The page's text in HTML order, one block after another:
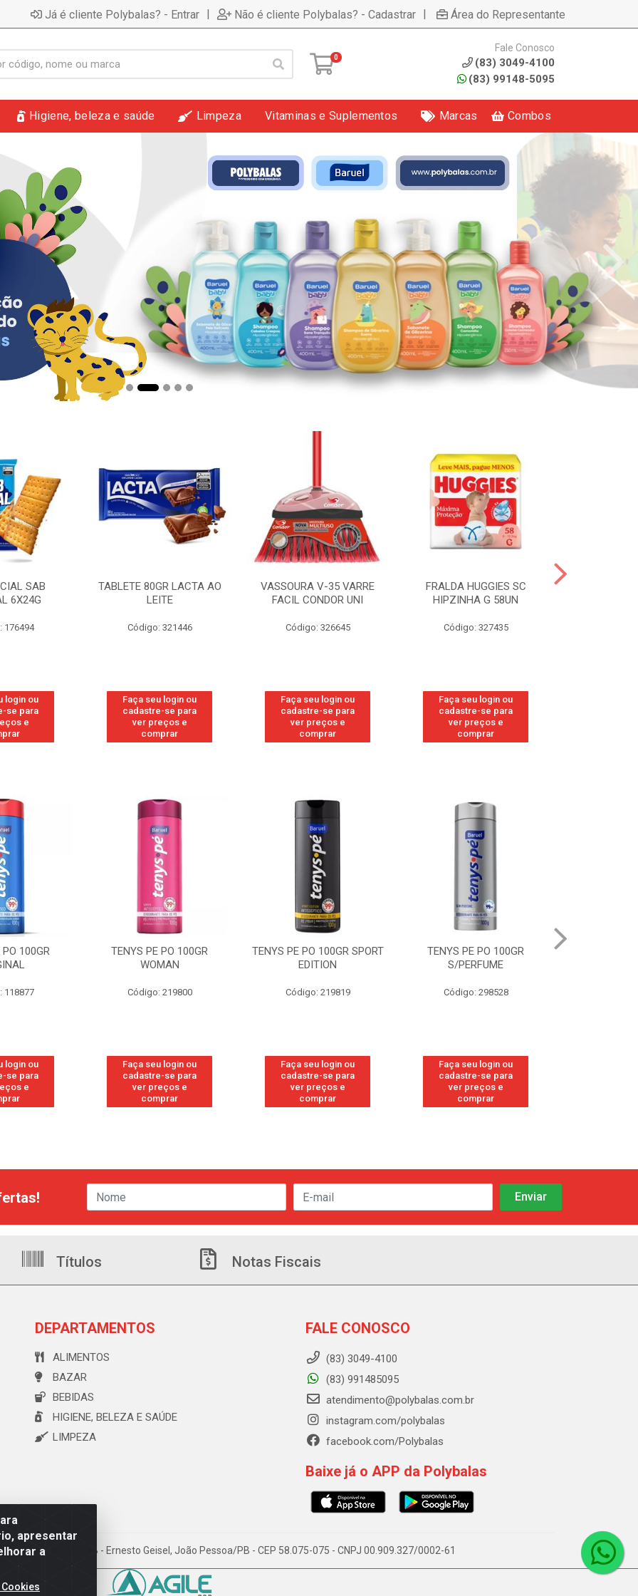
Já é cliente Polybalas? - Entrar | Não é cliente Polybalas? - Cadastrar | Área do Representante
0
Fale Conosco
(83) 3049-4100
(83) 99148-5095
Higiene, beleza e saúde Limpeza Vitaminas e Suplementos Marcas Combos
SAB
6X24G
176494
login ou
se para
e
TABLETE 80GR LACTA AO
LEITE
Código: 321446
Faça seu login ou
cadastre-se para
ver preços e
comprar
VASSOURA V-35 VARRE
FACIL CONDOR UNI
Código: 326645
Faça seu login ou
cadastre-se para
ver preços e
comprar
FRALDA HUGGIES SC
HIPZINHA G 58UN
Código: 327435
Faça seu login ou
cadastre-se para
ver preços e
comprar
100GR
118877
login ou
se para
e
TENYS PE PO 100GR
WOMAN
Código: 219800
Faça seu login ou
cadastre-se para
ver preços e
comprar
TENYS PE PO 100GR SPORT
EDITION
Código: 219819
Faça seu login ou
cadastre-se para
ver preços e
comprar
TENYS PE PO 100GR
S/PERFUME
Código: 298528
Faça seu login ou
cadastre-se para
ver preços e
comprar
apresentar
a
Títulos Notas Fiscais
DEPARTAMENTOS
ALIMENTOS
BAZAR
BEBIDAS
HIGIENE, BELEZA E SAÚDE
LIMPEZA
FALE CONOSCO
(83) 3049-4100
(83) 991485095
atendimento@polybalas.com.br
instagram.com/polybalas
facebook.com/Polybalas
Baixe já o APP da Polybalas
173 Galpão B - Ernesto Geisel, João Pessoa/PB - CEP 58.075-075 - CNPJ 00.909.327/0002-61